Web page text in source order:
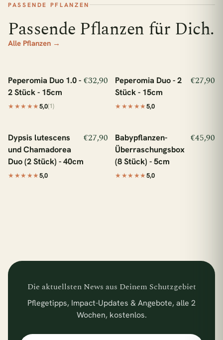
PASSENDE PFLANZEN
Passende Pflanzen für Dich.
Alle Pflanzen →
schützt 1 m² Regenwald
Peperomia Duo 1.0 -
2 Stück - 15cm
€32,90
★★★★★5,0(1)
schützt 1 m² Regenwald
Peperomia Duo - 2
Stück - 15cm
€27,90
★★★★★5,0
schützt 1 m² Regenwald
In den Warenkorb
Dypsis lutescens
und Chamadorea
Duo (2 Stück) - 40cm
€27,90
★★★★★5,0
schützt 1 m² Regenwald
In den Warenkorb
Babypflanzen-
Überraschungsbox
(8 Stück) - 5cm
€45,90
★★★★★5,0
Die aktuellsten News aus Deinem Schutzgebiet
Pflegetipps, Impact-Updates & Angebote, alle 2
Wochen, kostenlos.